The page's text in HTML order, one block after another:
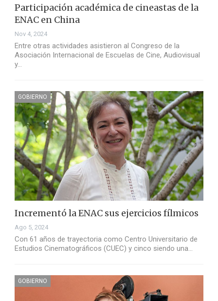
Participación académica de cineastas de la
ENAC en China
Nov 4, 2024
Entre otras actividades asistieron al Congreso de la
Asociación Internacional de Escuelas de Cine, Audiovisual
y…
GOBIERNO
Incrementó la ENAC sus ejercicios fílmicos
Ago 5, 2024
Con 61 años de trayectoria como Centro Universitario de
Estudios Cinematográficos (CUEC) y cinco siendo una…
GOBIERNO